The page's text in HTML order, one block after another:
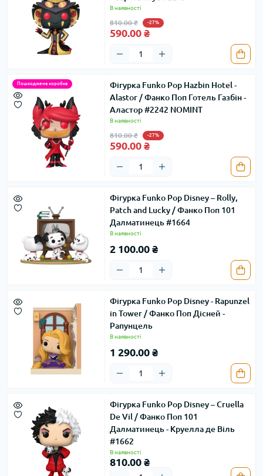
В наявності
810.00 ₴ -27%
590.00 ₴
Пошкоджена коробка
Фігурка Funko Pop Hazbin Hotel -
Alastor / Фанко Поп Готель Газбін -
Аластор #2242 NOMINT
В наявності
810.00 ₴ -27%
590.00 ₴
Фігурка Funko Pop Disney – Rolly,
Patch and Lucky / Фанко Поп 101
Далматинець #1664
В наявності
2 100.00 ₴
Фігурка Funko Pop Disney - Rapunzel
in Tower / Фанко Поп Дісней -
Рапунцель
В наявності
1 290.00 ₴
Фігурка Funko Pop Disney – Cruella
De Vil / Фанко Поп 101
Далматинець - Круелла де Віль
#1662
В наявності
810.00 ₴